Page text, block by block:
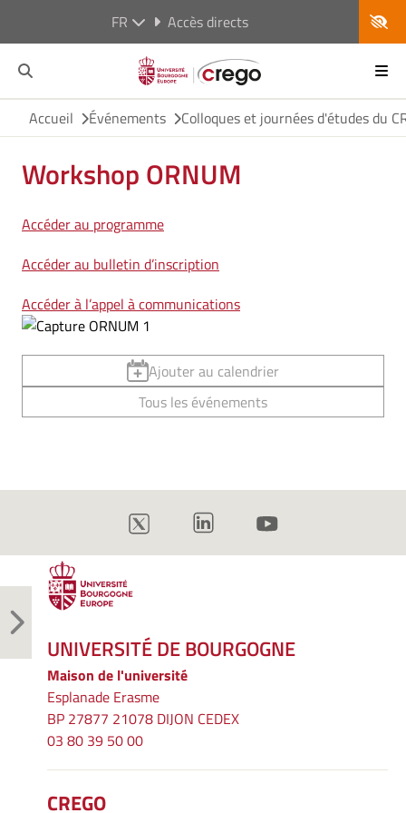
FR Accès directs
Accueil Événements Colloques et journées d'études du
Workshop ORNUM
Accéder au programme
Accéder au bulletin d’inscription
Accéder à l’appel à communications
Ajouter au calendrier
Tous les événements
UNIVERSITÉ DE BOURGOGNE
Maison de l'université
Esplanade Erasme
BP 27877 21078 DIJON CEDEX
03 80 39 50 00
CREGO